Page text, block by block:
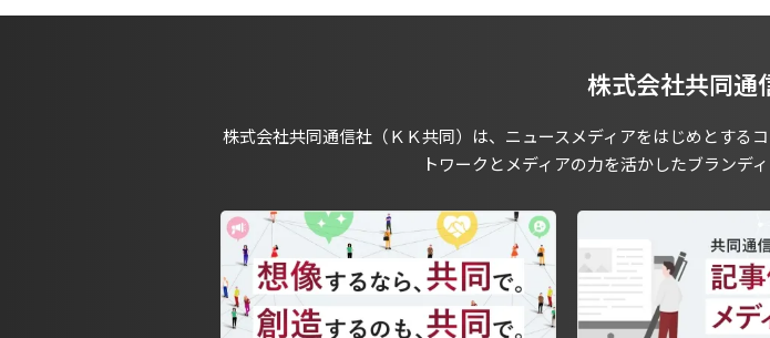
株式会社共同通
株式会社共同通信社（ＫＫ共同）は、ニュースメディアをはじめとする
トワークとメディアの力を活かしたブランデ